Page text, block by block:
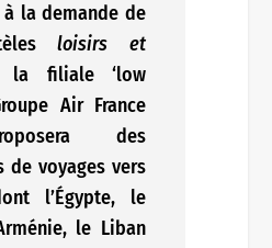
à la demande de
loisirs et
filiale ‘low
Air France
des
de voyages vers
l’Égypte, le
le Liban